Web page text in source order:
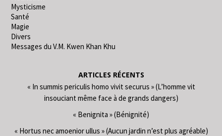
Mysticisme
Santé
Magie
Divers
Messages du V.M. Kwen Khan Khu
ARTICLES RÉCENTS
« In summis periculis homo vivit securus » (L’homme vit
insouciant même face à de grands dangers)
« Benignita » (Bénignité)
« Hortus nec amoenior ullus » (Aucun jardin n’est plus agréable)